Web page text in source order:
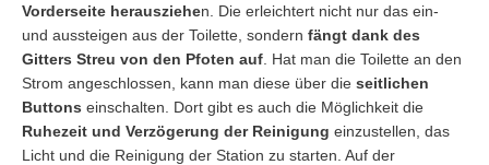
Vorderseite herausziehen. Die erleichtert nicht nur das ein-
und aussteigen aus der Toilette, sondern fängt dank des
Gitters Streu von den Pfoten auf . Hat man die Toilette an den
Strom angeschlossen, kann man diese über die seitlichen
Buttons einschalten. Dort gibt es auch die Möglichkeit die
Ruhezeit und Verzögerung der Reinigung einzustellen, das
Licht und die Reinigung der Station zu starten. Auf der